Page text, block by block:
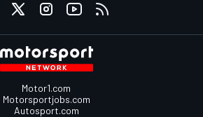
Motor1.com
Motorsportjobs.com
Autosport.com